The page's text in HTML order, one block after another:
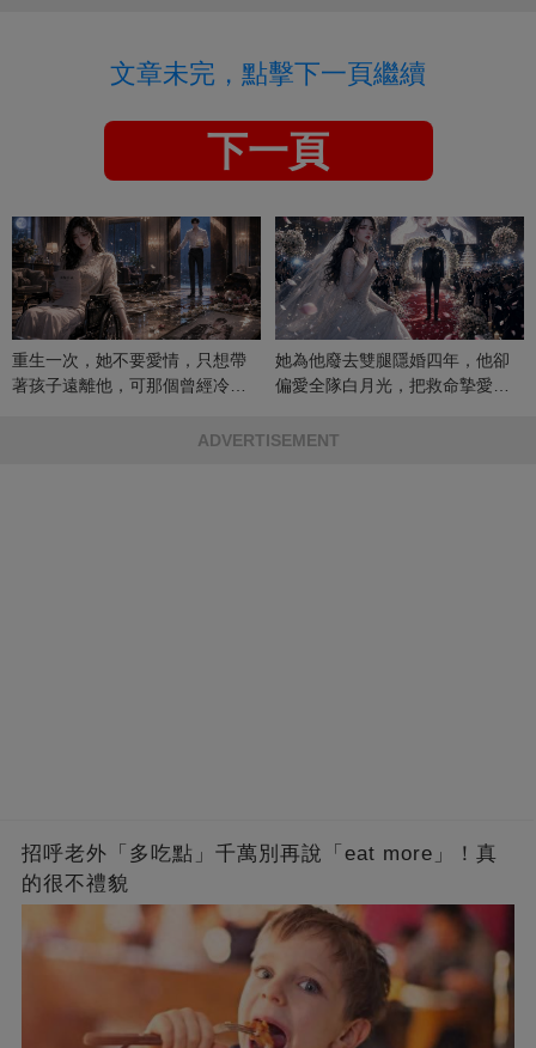
文章未完，點擊下一頁繼續
下一頁
重生一次，她不要愛情，只想帶
著孩子遠離他，可那個曾經冷漠
她為他廢去雙腿隱婚四年，他卻
偏愛全隊白月光，把救命摯愛當
ADVERTISEMENT
招呼老外「多吃點」千萬別再說「eat more」！真
的很不禮貌